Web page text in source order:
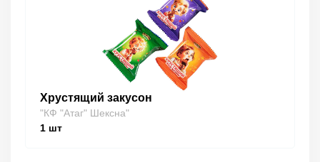
Хрустящий закусон
"КФ "Атаг" Шексна"
1 шт